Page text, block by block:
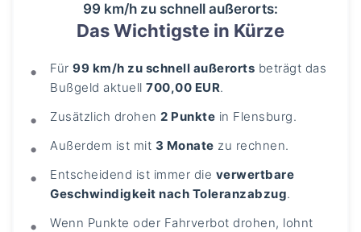
99 km/h zu schnell außerorts:
Das Wichtigste in Kürze
Für99 km/h zu schnell außerorts beträgt das
Bußgeld aktuell700,00 EUR.
Zusätzlich drohen2 Punkte in Flensburg.
Außerdem ist mit 3 Monate zu rechnen.
Entscheidend ist immer die verwertbare
Geschwindigkeit nach Toleranzabzug.
Wenn Punkte oder Fahrverbot drohen, lohnt